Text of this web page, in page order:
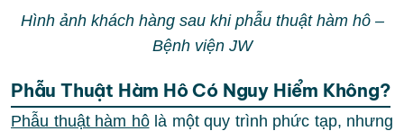
Hình ảnh khách hàng sau khi phẫu thuật hàm hô –
Bệnh viện JW
Phẫu Thuật Hàm Hô Có Nguy Hiểm Không?
Phẫu thuật hàm hôlà một quy trình phức tạp, nhưng